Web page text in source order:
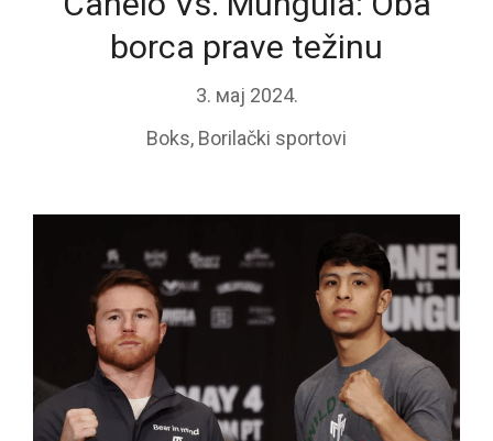
borca prave težinu
3. мај 2024.
Boks, Borilački sportovi